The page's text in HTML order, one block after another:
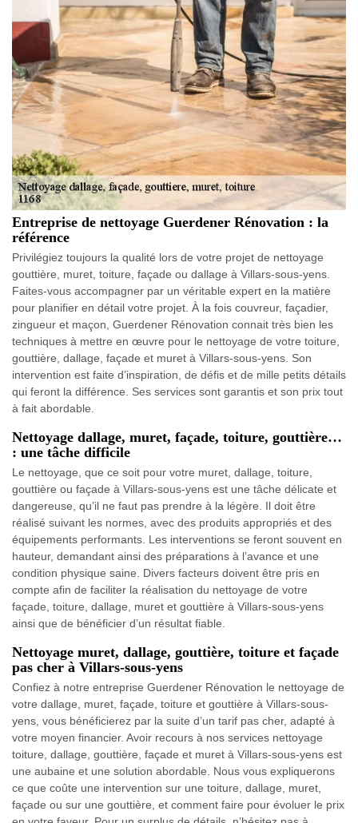
Entreprise de nettoyage Guerdener Rénovation : la
référence
Privilégiez toujours la qualité lors de votre projet de nettoyage
gouttière, muret, toiture, façade ou dallage à Villars-sous-yens.
Faites-vous accompagner par un véritable expert en la matière
pour planifier en détail votre projet. À la fois couvreur, façadier,
zingueur et maçon, Guerdener Rénovation connait très bien les
techniques à mettre en œuvre pour le nettoyage de votre toiture,
gouttière, dallage, façade et muret à Villars-sous-yens. Son
intervention est faite d’inspiration, de défis et de mille petits détails
qui feront la différence. Ses services sont garantis et son prix tout
à fait abordable.
Nettoyage dallage, muret, façade, toiture, gouttière…
: une tâche difficile
Le nettoyage, que ce soit pour votre muret, dallage, toiture,
gouttière ou façade à Villars-sous-yens est une tâche délicate et
dangereuse, qu’il ne faut pas prendre à la légère. Il doit être
réalisé suivant les normes, avec des produits appropriés et des
équipements performants. Les interventions se feront souvent en
hauteur, demandant ainsi des préparations à l’avance et une
condition physique saine. Divers facteurs doivent être pris en
compte afin de faciliter la réalisation du nettoyage de votre
façade, toiture, dallage, muret et gouttière à Villars-sous-yens
ainsi que de bénéficier d’un résultat fiable.
Nettoyage muret, dallage, gouttière, toiture et façade
pas cher à Villars-sous-yens
Confiez à notre entreprise Guerdener Rénovation le nettoyage de
votre dallage, muret, façade, toiture et gouttière à Villars-sous-
yens, vous bénéficierez par la suite d’un tarif pas cher, adapté à
votre moyen financier. Avoir recours à nos services nettoyage
toiture, dallage, gouttière, façade et muret à Villars-sous-yens est
une aubaine et une solution abordable. Nous vous expliquerons
ce que coûte une intervention sur une toiture, dallage, muret,
façade ou sur une gouttière, et comment faire pour évoluer le prix